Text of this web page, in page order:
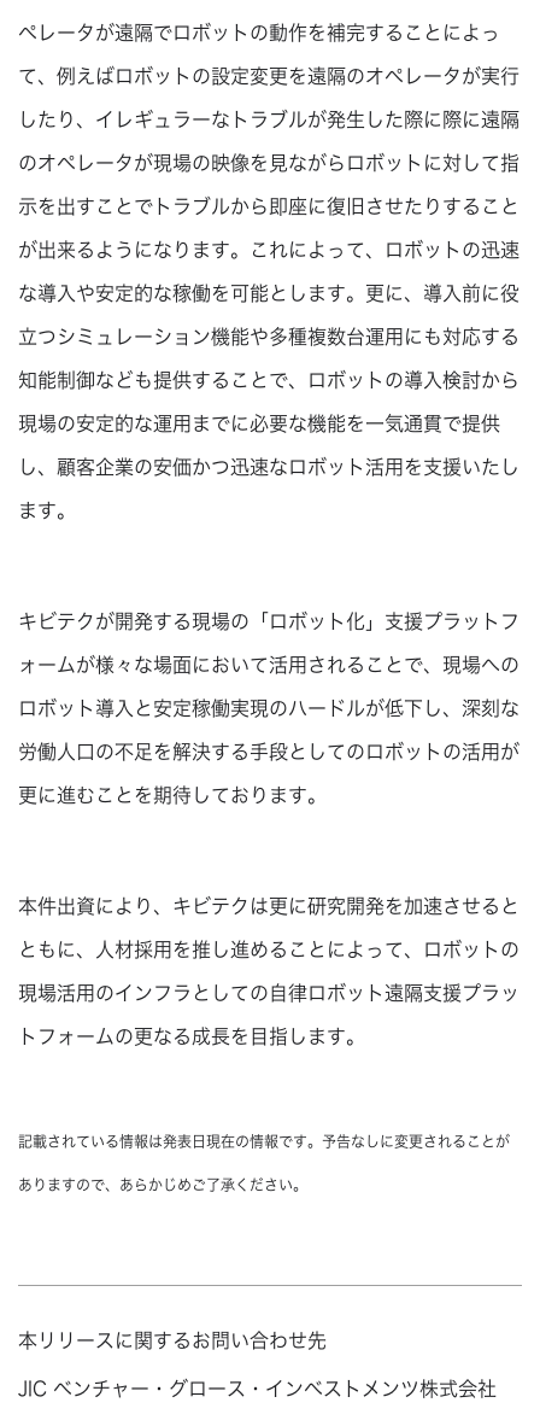
ペレータが遠隔でロボットの動作を補完することによっ
て、例えばロボットの設定変更を遠隔のオペレータが実行
したり、イレギュラーなトラブルが発生した際に際に遠隔
のオペレータが現場の映像を見ながらロボットに対して指
示を出すことでトラブルから即座に復旧させたりすること
が出来るようになります。これによって、ロボットの迅速
な導入や安定的な稼働を可能とします。更に、導入前に役
立つシミュレーション機能や多種複数台運用にも対応する
知能制御なども提供することで、ロボットの導入検討から
現場の安定的な運用までに必要な機能を一気通貫で提供
し、顧客企業の安価かつ迅速なロボット活用を支援いたし
ます。
キビテクが開発する現場の「ロボット化」支援プラットフ
ォームが様々な場面において活用されることで、現場への
ロボット導入と安定稼働実現のハードルが低下し、深刻な
労働人口の不足を解決する手段としてのロボットの活用が
更に進むことを期待しております。
本件出資により、キビテクは更に研究開発を加速させると
ともに、人材採用を推し進めることによって、ロボットの
現場活用のインフラとしての自律ロボット遠隔支援プラッ
トフォームの更なる成長を目指します。
記載されている情報は発表日現在の情報です。予告なしに変更されることが
ありますので、あらかじめご了承ください。
本リリースに関するお問い合わせ先
JIC ベンチャー・グロース・インベストメンツ株式会社